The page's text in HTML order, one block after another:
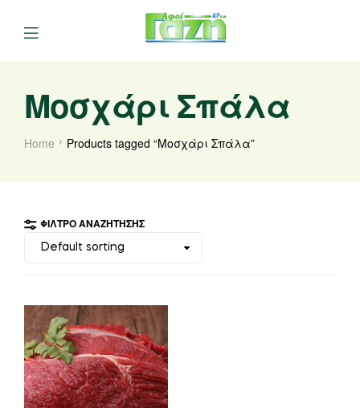
Μοσχάρι Σπάλα
Home Products tagged “Μοσχάρι Σπάλα”
ΦΊΛΤΡΟ ΑΝΑΖΉΤΗΣΗΣ